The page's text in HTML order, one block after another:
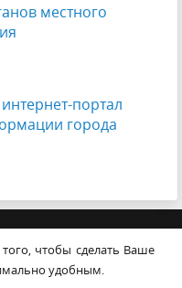
местного
портал
города
сайта
чтобы сделать Ваше
удобным.